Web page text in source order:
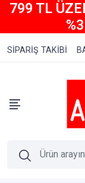
799 TL
SİPARİŞ TAKİBİ